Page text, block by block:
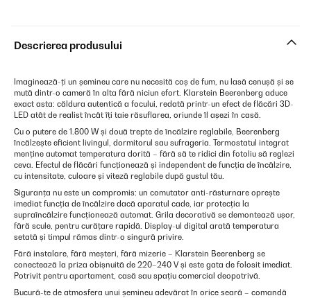
Descrierea produsului
Imaginează-ți un șemineu care nu necesită coș de fum, nu lasă cenușă și se
mută dintr-o cameră în alta fără niciun efort. Klarstein Beerenberg aduce
exact asta: căldura autentică a focului, redată printr-un efect de flăcări 3D-
LED atât de realist încât îți taie răsuflarea, oriunde îl așezi în casă.
Cu o putere de 1.800 W și două trepte de încălzire reglabile, Beerenberg
încălzește eficient livingul, dormitorul sau sufrageria. Termostatul integrat
menține automat temperatura dorită – fără să te ridici din fotoliu să reglezi
ceva. Efectul de flăcări funcționează și independent de funcția de încălzire,
cu intensitate, culoare și viteză reglabile după gustul tău.
Siguranța nu este un compromis: un comutator anti-răsturnare oprește
imediat funcția de încălzire dacă aparatul cade, iar protecția la
supraîncălzire funcționează automat. Grila decorativă se demontează ușor,
fără scule, pentru curățare rapidă. Display-ul digital arată temperatura
setată și timpul rămas dintr-o singură privire.
Fără instalare, fără meșteri, fără mizerie – Klarstein Beerenberg se
conectează la priza obișnuită de 220–240 V și este gata de folosit imediat.
Potrivit pentru apartament, casă sau spațiu comercial deopotrivă.
Bucură-te de atmosfera unui șemineu adevărat în orice seară – comandă